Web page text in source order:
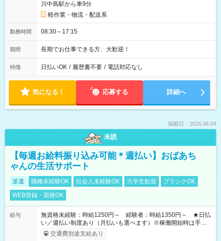
川中島駅から車9分
軽作業・物流・配送系
勤務時間 08:30～17:15
期間 長期でお仕事できる方、大歓迎！
特徴 日払いOK / 履歴書不要 / 電話対応なし
気になる！ 応募する 詳細へ
掲載日：2026.08.04
未読
【毎週お給料振り込み可能＊週払い】おばあち
ゃんの生活サポート
派遣 職種未経験OK 社会人未経験OK 大学生歓迎
ブランクOK
WEB登録・面接OK
給与
無資格未経験：時給1250円～ 経験者：時給1350円～ ★日払
い／週払い制度あり（月払いも選べます）※稼働開始時は手続き
完了次第のお支払いとなります。
交通費別途支給あり